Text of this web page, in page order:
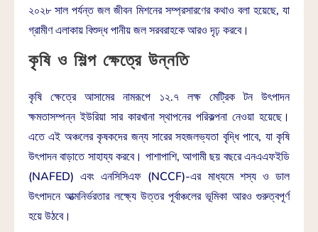
২০২৮ সাল পর্যন্ত জল জীবন মিশনের সম্প্রসারণের কথাও বলা হয়েছে, যা
গ্রামীণ এলাকায় বিশুদ্ধ পানীয় জল সরবরাহকে আরও দৃঢ় করবে।
কৃষি ও শিল্প ক্ষেত্রে উন্নতি
কৃষি ক্ষেত্রে আসামের নামরূপে ১২.৭ লক্ষ মেট্রিক টন উৎপাদন
ক্ষমতাসম্পন্ন ইউরিয়া সার কারখানা স্থাপনের পরিকল্পনা নেওয়া হয়েছে।
এতে এই অঞ্চলের কৃষকদের জন্য সারের সহজলভ্যতা বৃদ্ধি পাবে, যা কৃষি
উৎপাদন বাড়াতে সাহায্য করবে। পাশাপাশি, আগামী ছয় বছরে এনএএফইডি
(NAFED) এবং এনসিসিএফ (NCCF)-এর মাধ্যমে শস্য ও ডাল
উৎপাদনে আত্মনির্ভরতার লক্ষ্যে উত্তর পূর্বাঞ্চলের ভূমিকা আরও গুরুত্বপূর্ণ
হয়ে উঠবে।